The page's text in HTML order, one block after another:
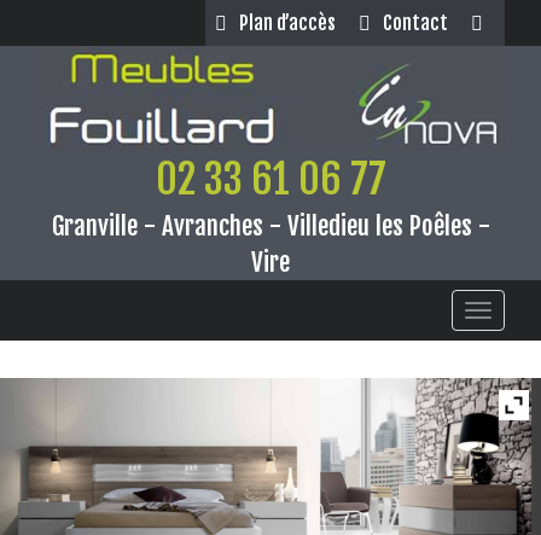
Plan d’accès Contact
02 33 61 06 77
Granville - Avranches - Villedieu les Poêles -
Vire
Toggle
Panneau de gestion des cookies